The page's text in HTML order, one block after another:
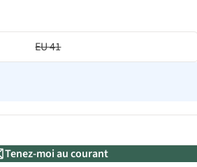
EU 41
Tenez-moi au courant